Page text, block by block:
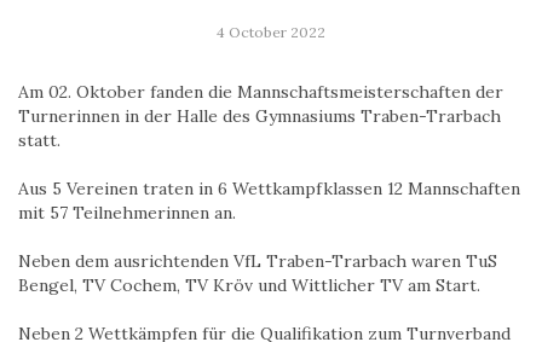
4 October 2022
Am 02. Oktober fanden die Mannschaftsmeisterschaften der
Turnerinnen in der Halle des Gymnasiums Traben-Trarbach
statt.
Aus 5 Vereinen traten in 6 Wettkampfklassen 12 Mannschaften
mit 57 Teilnehmerinnen an.
Neben dem ausrichtenden VfL Traben-Trarbach waren TuS
Bengel, TV Cochem, TV Kröv und Wittlicher TV am Start.
Neben 2 Wettkämpfen für die Qualifikation zum Turnverband